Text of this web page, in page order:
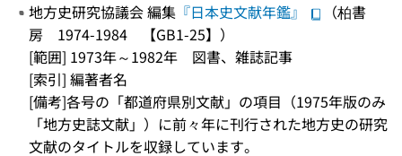
地方史研究協議会 編集 『日本史文献年鑑』
（柏書
房 1974-1984 【GB1-25】）
[範囲] 1973年～1982年 図書、雑誌記事
[索引] 編著者名
[備考]各号の「都道府県別文献」の項目（1975年版のみ
「地方史誌文献」）に前々年に刊行された地方史の研究
文献のタイトルを収録しています。